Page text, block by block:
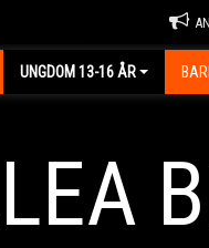
UNGDOM 13-16 ÅR